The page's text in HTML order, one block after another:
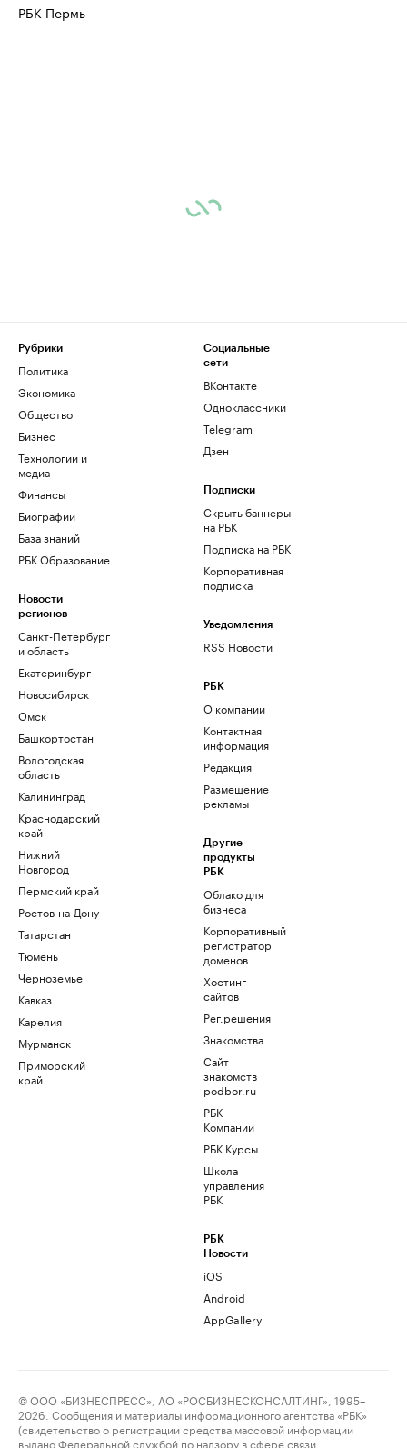
РБК Пермь
Рубрики
Политика
Экономика
Общество
Бизнес
Технологии и
медиа
Финансы
Биографии
База знаний
РБК Образование
Новости
регионов
Санкт-Петербург
и область
Екатеринбург
Новосибирск
Омск
Башкортостан
Вологодская
область
Калининград
Краснодарский
край
Нижний
Новгород
Пермский край
Ростов-на-Дону
Татарстан
Тюмень
Черноземье
Кавказ
Карелия
Мурманск
Приморский
край
Социальные
сети
ВКонтакте
Одноклассники
Telegram
Дзен
Подписки
Скрыть баннеры
на РБК
Подписка на РБК
Корпоративная
подписка
Уведомления
RSS Новости
РБК
О компании
Контактная
информация
Редакция
Размещение
рекламы
Другие
продукты
РБК
Облако для
бизнеса
Корпоративный
регистратор
доменов
Хостинг
сайтов
Рег.решения
Знакомства
Сайт
знакомств
podbor.ru
РБК
Компании
РБК Курсы
Школа
управления
РБК
РБК
Новости
iOS
Android
AppGallery
© ООО «БИЗНЕСПРЕСС», АО «РОСБИЗНЕСКОНСАЛТИНГ», 1995–
2026. Сообщения и материалы информационного агентства «РБК»
(свидетельство о регистрации средства массовой информации
выдано Федеральной службой по надзору в сфере связи,